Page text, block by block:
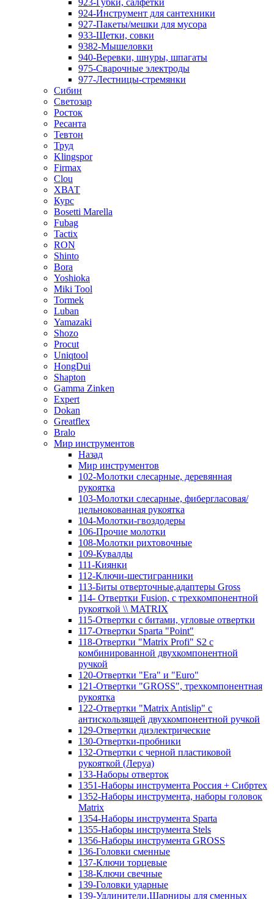
923-Губки, салфетки
924-Инструмент для сантехники
927-Пакеты/мешки для мусора
933-Щетки, совки
9382-Мышеловки
940-Веревки, шнуры, шпагаты
975-Сварочные электроды
977-Лестницы-стремянки
Сибин
Светозар
Росток
Ресанта
Тевтон
Труд
Klingspor
Firmax
Clou
XВАТ
Курс
Bosetti Marella
Fubag
Tactix
RON
Shinto
Bora
Yoshioka
Miki Tool
Tormek
Luban
Yamazaki
Shozo
Procut
Uniqtool
HongDui
Shapton
Gamma Zinken
Expert
Dokan
Greatflex
Bralo
Мир инструментов
Назад
Мир инструментов
102-Молотки слесарные, деревянная
рукоятка
103-Молотки слесарные, фибергласовая/
цельнокованная рукоятка
104-Молотки-гвоздодеры
106-Прочие молотки
108-Молотки рихтовочные
109-Кувалды
111-Киянки
112-Ключи-шестигранники
113-Биты отверточные,адаптеры Gross
114- Отвертки Fusion, c трехкомпонентной
рукояткой \\ MATRIX
115-Отвертки с битами, угловые отвертки
117-Отвертки Sparta "Point"
118-Отвертки "Matrix Profi" S2 с
комбинированной двухкомпонентной
ручкой
120-Отвертки "Era" и "Euro"
121-Отвертки "GROSS", трехкомпонентная
рукоятка
122-Отвертки "Matrix Antislip" с
антискользящей двухкомпонентной ручкой
129-Отвертки диэлектрические
130-Отвертки-пробники
132-Отвертки с черной пластиковой
рукояткой (Леруа)
133-Наборы отверток
1351-Наборы инструмента Россия + Сибртех
1352-Наборы инструмента, наборы головок
Matrix
1354-Наборы инструмента Sparta
1355-Наборы инструмента Stels
1356-Наборы инструмента GROSS
136-Головки сменные
137-Ключи торцевые
138-Ключи свечные
139-Головки ударные
139-Удлинители,Шарниры для сменных